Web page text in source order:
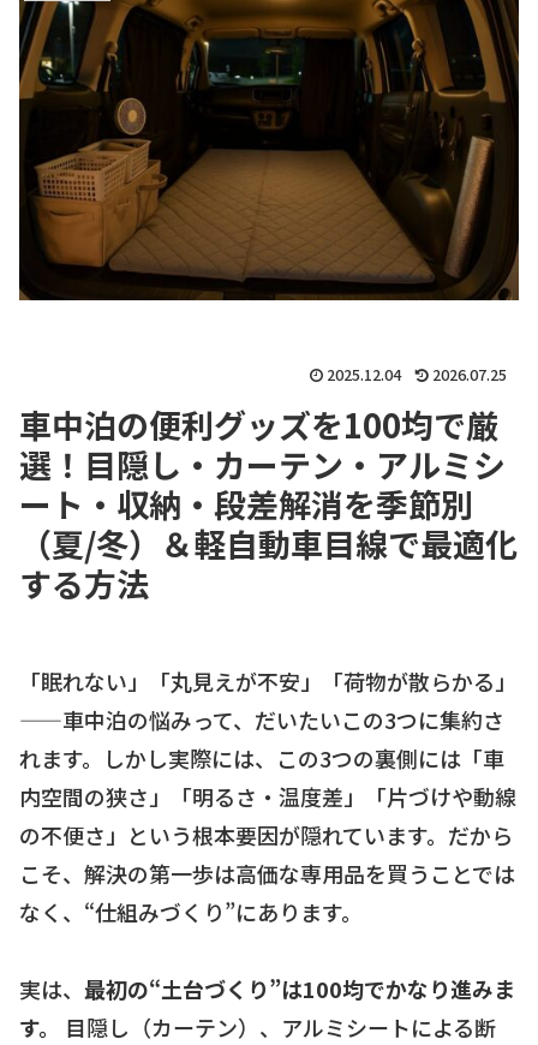
2025.12.04 2026.07.25
車中泊の便利グッズを100均で厳
選！目隠し・カーテン・アルミシ
ート・収納・段差解消を季節別
（夏/冬）＆軽自動車目線で最適化
する方法
「眠れない」「丸見えが不安」「荷物が散らかる」
——車中泊の悩みって、だいたいこの3つに集約さ
れます。しかし実際には、この3つの裏側には「車
内空間の狭さ」「明るさ・温度差」「片づけや動線
の不便さ」という根本要因が隠れています。だから
こそ、解決の第一歩は高価な専用品を買うことでは
なく、“仕組みづくり”にあります。
実は、 最初の“土台づくり”は100均でかなり進みま
す。
目隠し（カーテン）、アルミシートによる断